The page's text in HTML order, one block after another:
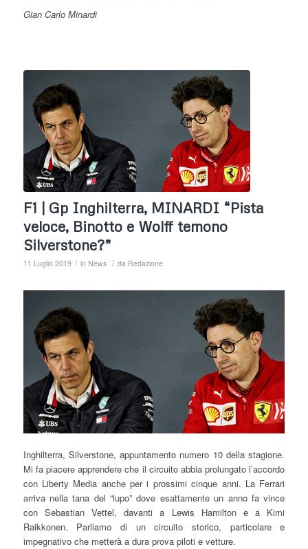
Gian Carlo Minardi
F1 | Gp Inghilterra, MINARDI “Pista
veloce, Binotto e Wolff temono
Silverstone?”
11 Luglio 2019 / in News / da Redazione
Inghilterra, Silverstone, appuntamento numero 10 della stagione.
Mi fa piacere apprendere che il circuito abbia prolungato l’accordo
con Liberty Media anche per i prossimi cinque anni. La Ferrari
arriva nella tana del “lupo” dove esattamente un anno fa vince
con Sebastian Vettel, davanti a Lewis Hamilton e a Kimi
Raikkonen. Parliamo di un circuito storico, particolare e
impegnativo che metterà a dura prova piloti e vetture.